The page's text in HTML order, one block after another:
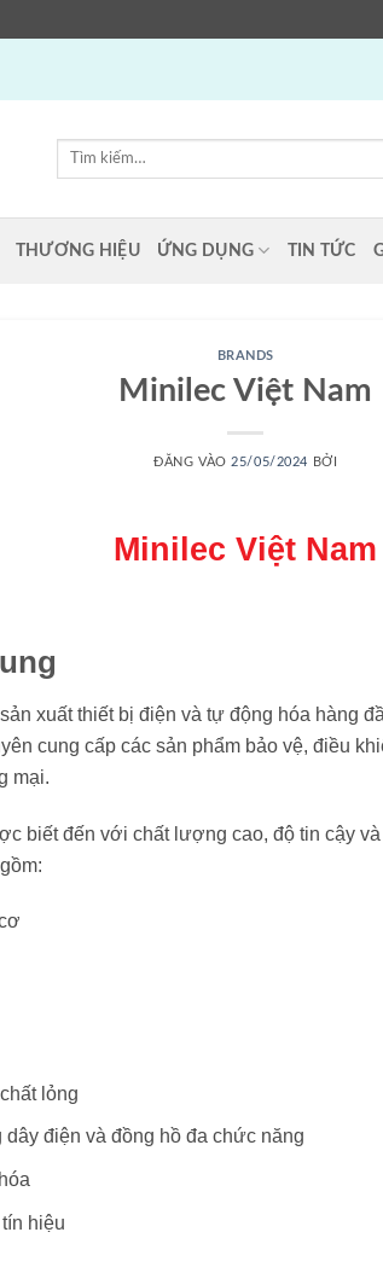
Tìm
THƯƠNG HIỆU ỨNG DỤNG TIN TỨC
BRANDS
Minilec Việt Nam
ĐĂNG VÀO 25/05/2024 BỞI
Minilec Việt Nam
sản xuất thiết bị điện và tự động hóa hàng
cung cấp các sản phẩm bảo vệ, điều
mại.
biết đến với chất lượng cao, độ tin cậy
lỏng
điện và đồng hồ đa chức năng
hiệu